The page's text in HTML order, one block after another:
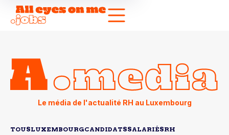
Le média de l'actualité RH au Luxembourg
TOUSLUXEMBOURGCANDIDATSSALARIÉSRH